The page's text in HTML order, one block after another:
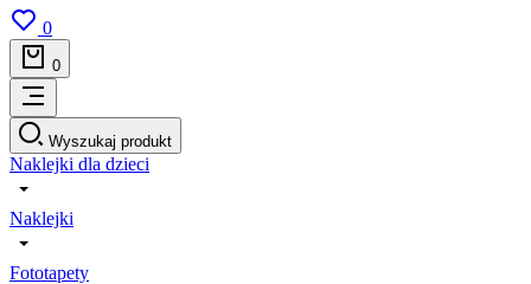
0
0
Wyszukaj produkt
Naklejki dla dzieci
Naklejki
Fototapety